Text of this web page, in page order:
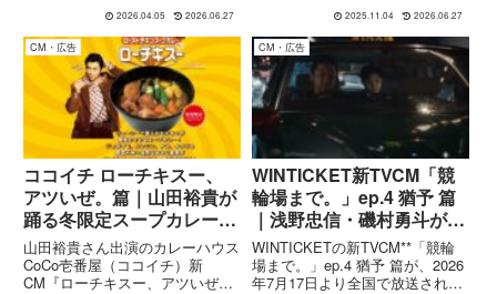
銀行で変わる」をテーマに、ロー
ドバイク通勤や夢への挑戦など、
日常の中の前向きな変化を描いた
全7篇で構成されています。...
2026.04.05 2026.06.27
んが電気を支える技術者の姿に迫
り、“目に見えない電気の安全”を
語る15秒A/Bバージョンの構成・
狙いを紐解きます。
2025.11.04 2026.06.27
CM・広告
ココイチ ローチキスー、
アツいぜ。篇｜山田裕貴が
踊る冬限定スープカレー登
場！
山田裕貴さん出演のカレーハウス
CoCo壱番屋（ココイチ）新
CM『ローチキスー、アツいぜ。
CM・広告
WINTICKET新TVCM「競
輪場まで。」ep.4 猶予 篇
｜浅野忠信・磯村勇斗が描
く“立ち止まる勇気”とは
WINTICKETの新TVCM**「競輪
場まで。」ep.4 猶予 篇が、2026
年7月17日より全国で放送されて